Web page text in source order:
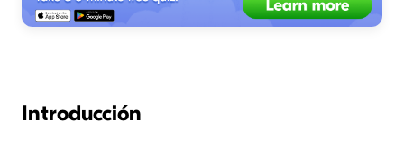
Introducción